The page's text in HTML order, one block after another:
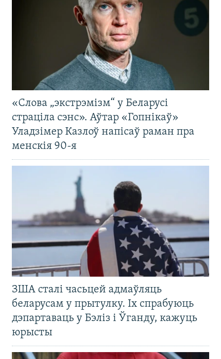
«Слова „экстрэмізм“ у Беларусі
страціла сэнс». Аўтар «Гопнікаў»
Уладзімер Казлоў напісаў раман пра
менскія 90-я
ЗША сталі часьцей адмаўляць
беларусам у прытулку. Іх спрабуюць
дэпартаваць у Бэліз і Ўганду, кажуць
юрысты